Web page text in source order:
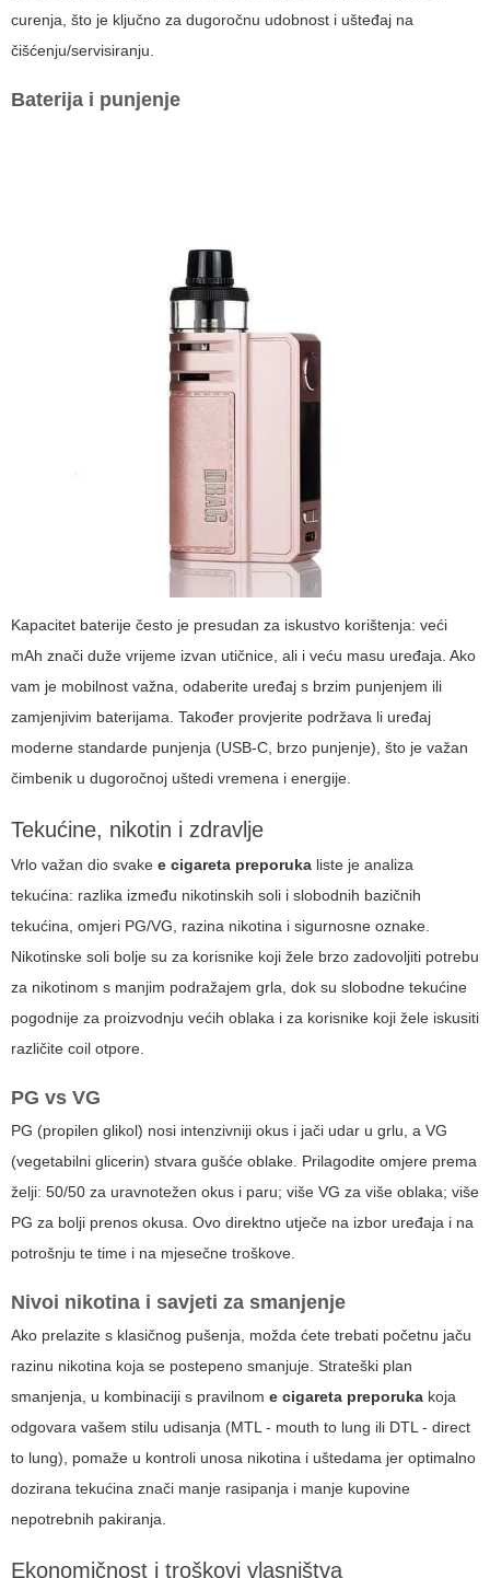
curenja, što je ključno za dugoročnu udobnost i ušteđaj na
čišćenju/servisiranju.
Baterija i punjenje
Kapacitet baterije često je presudan za iskustvo korištenja: veći
mAh znači duže vrijeme izvan utičnice, ali i veću masu uređaja. Ako
vam je mobilnost važna, odaberite uređaj s brzim punjenjem ili
zamjenjivim baterijama. Također provjerite podržava li uređaj
moderne standarde punjenja (USB-C, brzo punjenje), što je važan
čimbenik u dugoročnoj uštedi vremena i energije.
Tekućine, nikotin i zdravlje
Vrlo važan dio svake e cigareta preporuka liste je analiza
tekućina: razlika između nikotinskih soli i slobodnih bazičnih
tekućina, omjeri PG/VG, razina nikotina i sigurnosne oznake.
Nikotinske soli bolje su za korisnike koji žele brzo zadovoljiti potrebu
za nikotinom s manjim podražajem grla, dok su slobodne tekućine
pogodnije za proizvodnju većih oblaka i za korisnike koji žele iskusiti
različite coil otpore.
PG vs VG
PG (propilen glikol) nosi intenzivniji okus i jači udar u grlu, a VG
(vegetabilni glicerin) stvara gušće oblake. Prilagodite omjere prema
želji: 50/50 za uravnotežen okus i paru; više VG za više oblaka; više
PG za bolji prenos okusa. Ovo direktno utječe na izbor uređaja i na
potrošnju te time i na mjesečne troškove.
Nivoi nikotina i savjeti za smanjenje
Ako prelazite s klasičnog pušenja, možda ćete trebati početnu jaču
razinu nikotina koja se postepeno smanjuje. Strateški plan
smanjenja, u kombinaciji s pravilnom e cigareta preporuka koja
odgovara vašem stilu udisanja (MTL - mouth to lung ili DTL - direct
to lung), pomaže u kontroli unosa nikotina i uštedama jer optimalno
dozirana tekućina znači manje rasipanja i manje kupovine
nepotrebnih pakiranja.
Ekonomičnost i troškovi vlasništva